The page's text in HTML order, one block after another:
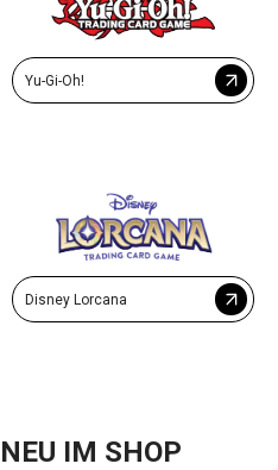
Yu-Gi-Oh!
Disney Lorcana
NEU IM SHOP